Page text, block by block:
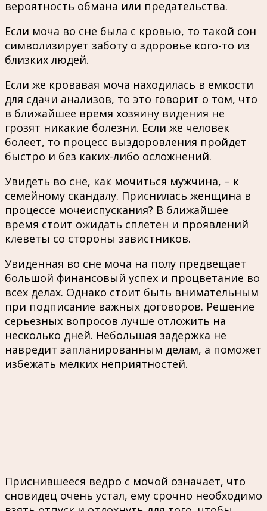
вероятность обмана или предательства.
Если моча во сне была с кровью, то такой сон
символизирует заботу о здоровье кого-то из
близких людей.
Если же кровавая моча находилась в емкости
для сдачи анализов, то это говорит о том, что
в ближайшее время хозяину видения не
грозят никакие болезни. Если же человек
болеет, то процесс выздоровления пройдет
быстро и без каких-либо осложнений.
Увидеть во сне, как мочиться мужчина, – к
семейному скандалу. Приснилась женщина в
процессе мочеиспускания? В ближайшее
время стоит ожидать сплетен и проявлений
клеветы со стороны завистников.
Увиденная во сне моча на полу предвещает
большой финансовый успех и процветание во
всех делах. Однако стоит быть внимательным
при подписание важных договоров. Решение
серьезных вопросов лучше отложить на
несколько дней. Небольшая задержка не
навредит запланированным делам, а поможет
избежать мелких неприятностей.
Приснившееся ведро с мочой означает, что
сновидец очень устал, ему срочно необходимо